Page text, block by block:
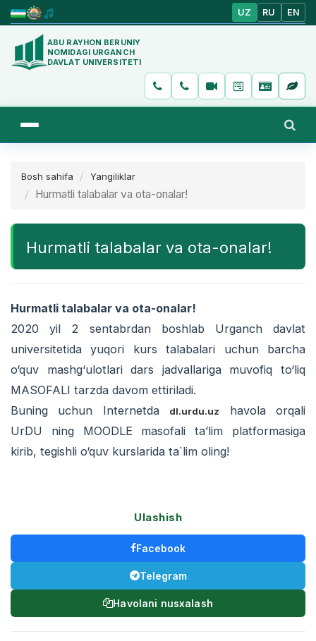
UZ RU EN
ABU RAYHON BERUNIY
NOMIDAGI URGANCH
DAVLAT UNIVERSITETI
Bosh sahifa Yangiliklar
Hurmatli talabalar va ota-onalar!
Hurmatli talabalar va ota-onalar!
Hurmatli talabalar va ota-onalar!
2020 yil 2 sentabrdan boshlab Urganch davlat
universitetida yuqori kurs talabalari uchun barcha
o‘quv mashg‘ulotlari dars jadvallariga muvofiq to‘liq
MASOFALI tarzda davom ettiriladi.
Buning uchun Internetda
dl.urdu.uz
havola orqali
UrDU ning MOODLE masofali ta’lim platformasiga
kirib, tegishli o‘quv kurslarida ta`lim oling!
Ulashish
Facebook
Telegram
Havolani nusxalash